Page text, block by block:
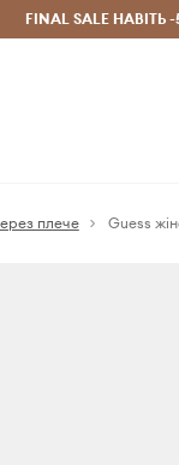
Лише
FINAL SALE НАВІТЬ
плече Guess